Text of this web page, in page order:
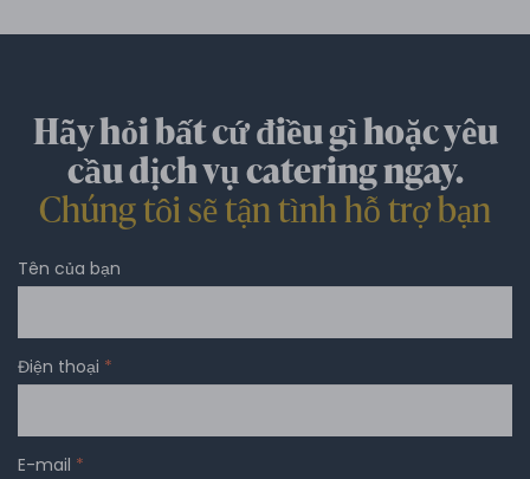
Hãy hỏi bất cứ điều gì hoặc yêu
cầu dịch vụ catering ngay.
Chúng tôi sẽ tận tình hỗ trợ bạn
Tên của bạn
Điện thoại *
E-mail *